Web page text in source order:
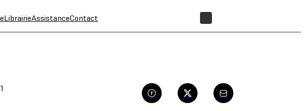
LibrairieAssistanceContact